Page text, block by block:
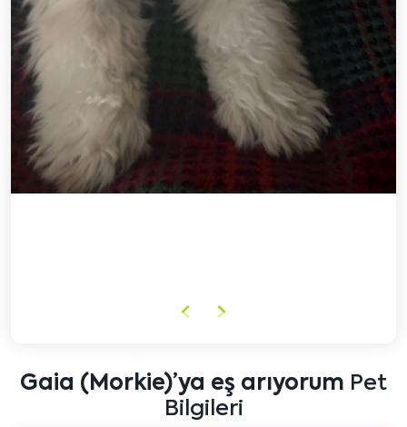
ÖncekiSonraki
Gaia (Morkie)’ya eş arıyorum Pet
Bilgileri